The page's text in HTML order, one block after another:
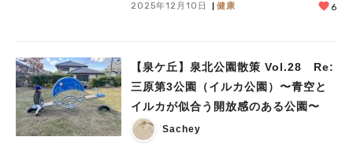
2025年12月10日 健康 6
【泉ケ丘】泉北公園散策 Vol.28 Re:
三原第3公園（イルカ公園）〜青空と
イルカが似合う開放感のある公園〜
Sachey